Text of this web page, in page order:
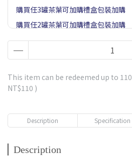
購買任3罐茶葉可加購禮盒包裝加購
購買任2罐茶葉可加購禮盒包裝加購
本月滿額送
This item can be redeemed up to 110
NT$110 )
Description Specification
Description